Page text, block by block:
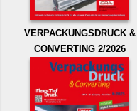
VERPACKUNGSDRUCK &
CONVERTING 2/2026